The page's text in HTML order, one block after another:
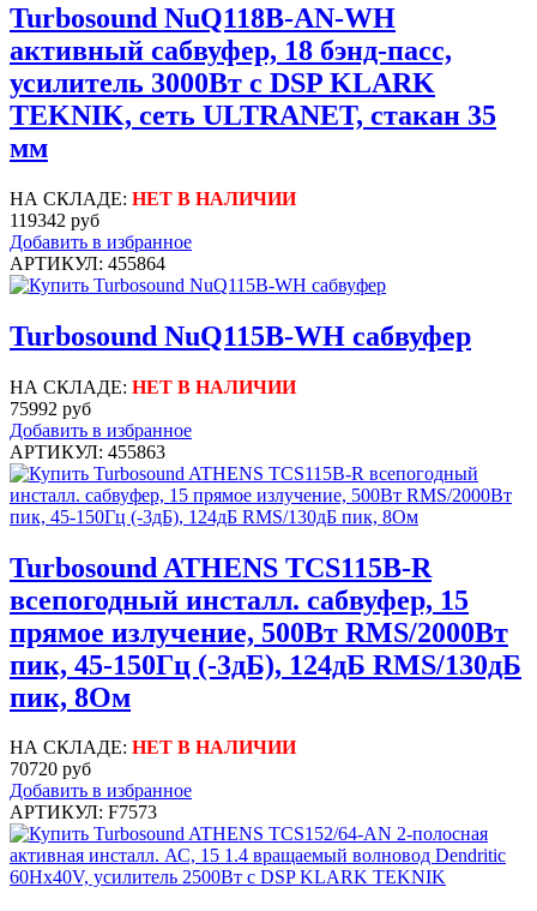
Turbosound NuQ118B-AN-WH
активный сабвуфер, 18 бэнд-пасс,
усилитель 3000Вт с DSP KLARK
TEKNIK, сеть ULTRANET, стакан 35
мм
НА СКЛАДЕ: НЕТ В НАЛИЧИИ
119342 руб
Добавить в избранное
АРТИКУЛ: 455864
Turbosound NuQ115B-WH сабвуфер
НА СКЛАДЕ: НЕТ В НАЛИЧИИ
75992 руб
Добавить в избранное
АРТИКУЛ: 455863
Turbosound ATHENS TCS115B-R
всепогодный инсталл. сабвуфер, 15
прямое излучение, 500Вт RMS/2000Вт
пик, 45-150Гц (-3дБ), 124дБ RMS/130дБ
пик, 8Ом
НА СКЛАДЕ: НЕТ В НАЛИЧИИ
70720 руб
Добавить в избранное
АРТИКУЛ: F7573